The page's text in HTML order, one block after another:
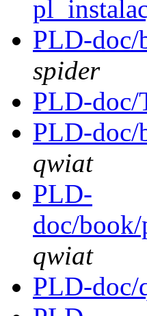
PLD-doc/
spider
PLD-doc/
PLD-doc/
qwiat
PLD-
doc/
qwiat
PLD-doc/